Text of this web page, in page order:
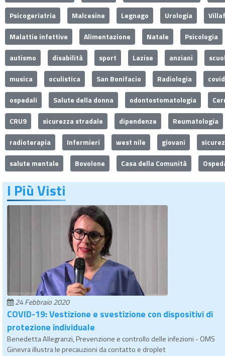
Psicogeriatria Malcesine Legnago Urologia
Malattie infettive
Alimentazione Natale
Psicologia
autismo
disabilità sport Lazise anziani
musica
oculistica San Bonifacio Radiologia
ospedali
Salute della donna odontostomatologia
CRU9
sicurezza stradale dipendenze
Reumatologia
radioterapia
Infermieri west nile giovani
salute mentale
Bovolone Casa della Comunità
I Più Visti
24 Febbraio 2020
COVID-19: Vestizione e svestizione con dispositivi di
protezione individuale
Benedetta Allegranzi, Prevenzione e controllo delle infezioni - OMS
Ginevra illustra le precauzioni da contatto e droplet